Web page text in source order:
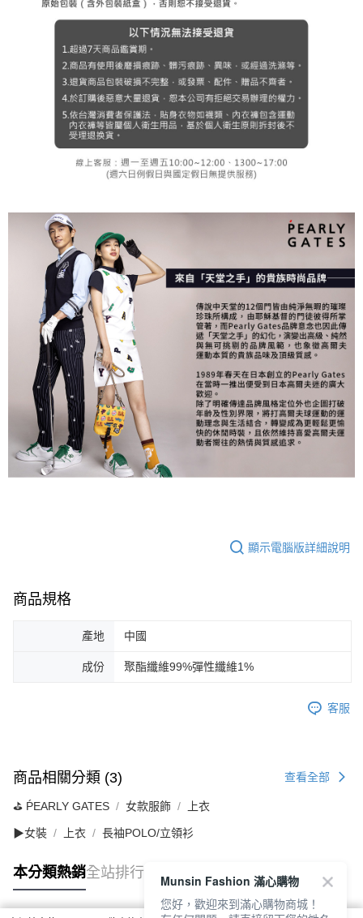
顯示電腦版詳細說明
商品規格
產地 中國
成份 聚酯纖維99%彈性纖維1%
客服
商品相關分類 (3) 查看全部
⛳️ ṔEARLY GATES 女款服飾 上衣
▶女裝 上衣 長袖POLO/立領衫
本分類熱銷全站排行
Munsin Fashion 滿心購物
您好，歡迎來到滿心購物商城！